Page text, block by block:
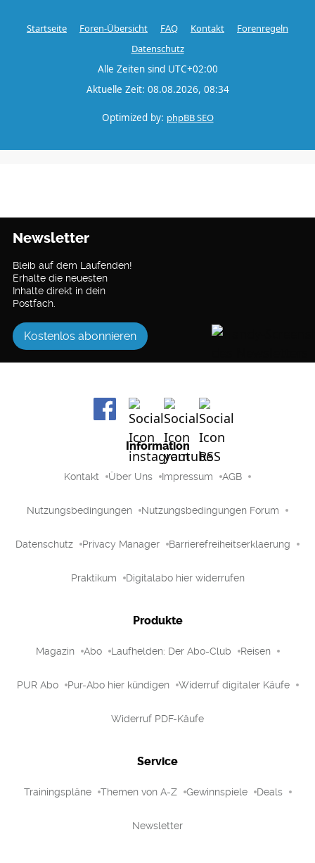
Startseite Foren-Übersicht FAQ Kontakt
Forenregeln
Datenschutz
Alle Zeiten sind UTC+02:00
Aktuelle Zeit: 08.08.2026, 08:34
Optimized by: phpBB SEO
Newsletter
Bleib auf dem Laufenden!
Erhalte die neuesten
Inhalte direkt in dein
Postfach.
Kostenlos abonnieren
Information
Kontakt Über Uns Impressum AGB
Nutzungsbedingungen Nutzungsbedingungen Forum
Datenschutz Privacy Manager Barrierefreiheitserklaerung
Praktikum Digitalabo hier widerrufen
Produkte
Magazin Abo Laufhelden: Der Abo-Club Reisen
PUR Abo Pur-Abo hier kündigen Widerruf digitaler Käufe
Widerruf PDF-Käufe
Service
Trainingspläne Themen von A-Z Gewinnspiele Deals
Newsletter